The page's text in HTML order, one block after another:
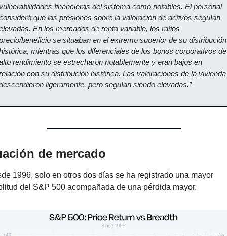
financieras del sistema como notables. El personal
que las presiones sobre la valoración de activos seguían
En los mercados de renta variable, los ratios
beneficio se situaban en el extremo superior de su distribución
mientras que los diferenciales de los bonos corporativos de
rendimiento se estrecharon notablemente y eran bajos en
con su distribución histórica. Las valoraciones de la vivienda
ligeramente, pero seguían siendo elevadas.”
de mercado
1996, solo en otros dos días se ha registrado una mayor
del S&P 500 acompañada de una pérdida mayor.